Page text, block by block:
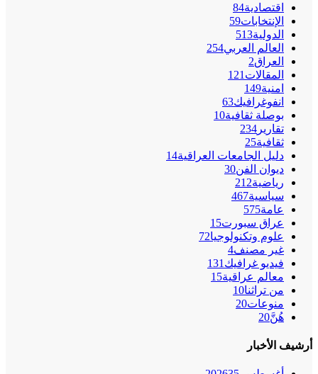
اقتصادية84
الإنتخابات59
الدولية513
العالم العربي254
العراق2
المقالات 121
امنية149
انفوغرافيك63
بوصلة ثقافية10
تقارير 234
ثقافية25
دليل الجامعات العراقية14
ديوان الفن30
رياضية212
سياسية467
عامة575
عراق سبورت15
علوم وتكنولوجيا72
غير مصنف4
فيديو غرافيك 131
معالم عراقية15
من تراثنا10
منوعات20
هُنَّ20
أرشيف الأخبار